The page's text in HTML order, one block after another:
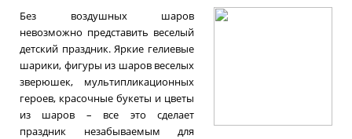
Без воздушных шаров
невозможно представить веселый
детский праздник. Яркие гелиевые
шарики, фигуры из шаров веселых
зверюшек, мультипликационных
героев, красочные букеты и цветы
из шаров – все это сделает
праздник незабываемым для